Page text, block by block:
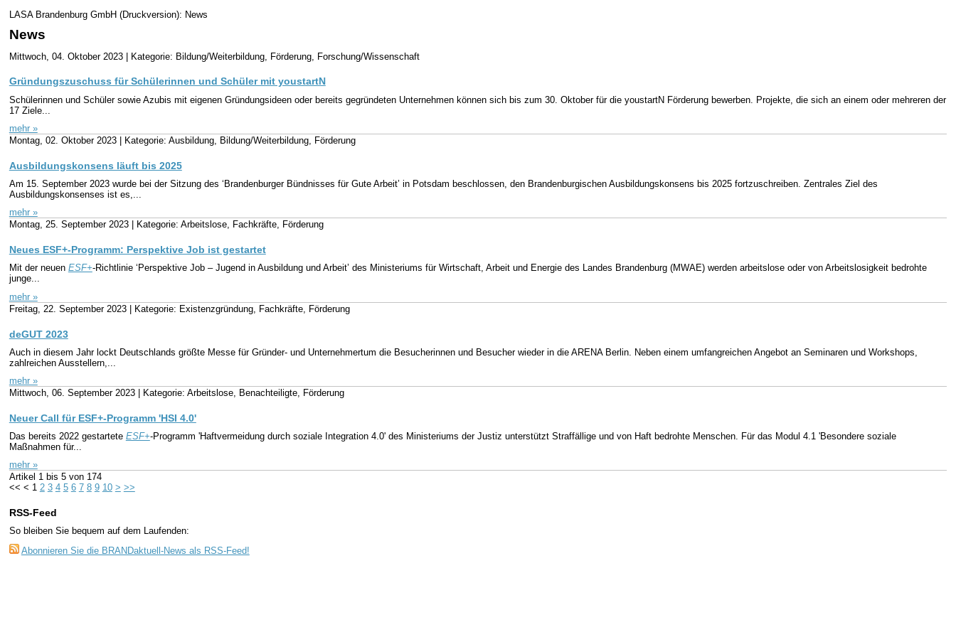
LASA Brandenburg GmbH (Druckversion): News
News
Mittwoch, 04. Oktober 2023 | Kategorie: Bildung/Weiterbildung, Förderung, Forschung/Wissenschaft
Gründungszuschuss für Schülerinnen und Schüler mit youstartN
Schülerinnen und Schüler sowie Azubis mit eigenen Gründungsideen oder bereits gegründeten Unternehmen können sich bis zum 30. Oktober für die youstartN Förderung bewerben. Projekte, die sich an einem oder mehreren der
17 Ziele...
mehr »
Montag, 02. Oktober 2023 |
Kategorie: Ausbildung, Bildung/Weiterbildung, Förderung
Ausbildungskonsens läuft bis 2025
Am 15. September 2023 wurde bei der Sitzung des ‘Brandenburger Bündnisses für Gute Arbeit’ in Potsdam beschlossen, den Brandenburgischen Ausbildungskonsens bis 2025 fortzuschreiben. Zentrales Ziel des
Ausbildungskonsenses ist es,...
mehr »
Montag, 25. September 2023 |
Kategorie: Arbeitslose, Fachkräfte, Förderung
Neues ESF+-Programm: Perspektive Job ist gestartet
Mit der neuen ESF+-Richtlinie ‘Perspektive Job – Jugend in Ausbildung und Arbeit’ des Ministeriums für Wirtschaft, Arbeit und Energie des Landes Brandenburg (MWAE) werden arbeitslose oder von Arbeitslosigkeit bedrohte
junge...
mehr »
Freitag, 22. September 2023 | Kategorie: Existenzgründung, Fachkräfte, Förderung
deGUT 2023
Auch in diesem Jahr lockt Deutschlands größte Messe für Gründer- und Unternehmertum die Besucherinnen und Besucher wieder in die ARENA Berlin. Neben einem umfangreichen Angebot an Seminaren und Workshops,
zahlreichen Ausstellern,...
mehr »
Mittwoch, 06. September 2023 |
Kategorie: Arbeitslose, Benachteiligte, Förderung
Neuer Call für ESF+-Programm 'HSI 4.0'
Das bereits 2022 gestartete ESF+-Programm 'Haftvermeidung durch soziale Integration 4.0' des Ministeriums der Justiz unterstützt Straffällige und von Haft bedrohte Menschen. Für das Modul 4.1 'Besondere soziale
Maßnahmen für...
mehr »
Artikel 1 bis 5von 174
<< < 1 2 3 4 5 6 7 8 9 10 > >>
RSS-Feed
So bleiben Sie bequem auf dem Laufenden:
Abonnieren Sie die BRANDaktuell-News als RSS-Feed!